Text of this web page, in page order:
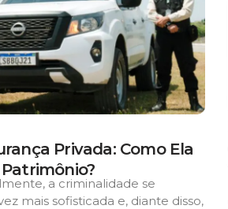
Privada: Como Ela
a criminalidade se
mais sofisticada e, diante disso,